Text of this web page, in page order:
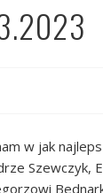
w jak